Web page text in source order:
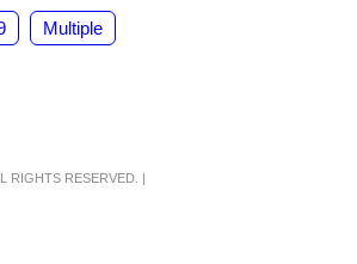
Multiple
RIGHTS RESERVED. |